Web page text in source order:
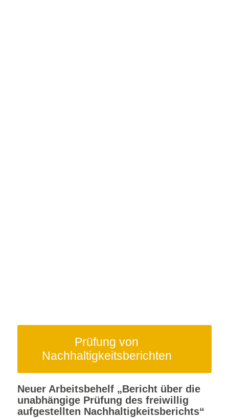
Prüfung von
Nachhaltigkeitsberichten
Neuer Arbeitsbehelf „Bericht über die
unabhängige Prüfung des freiwillig
aufgestellten Nachhaltigkeitsberichts“